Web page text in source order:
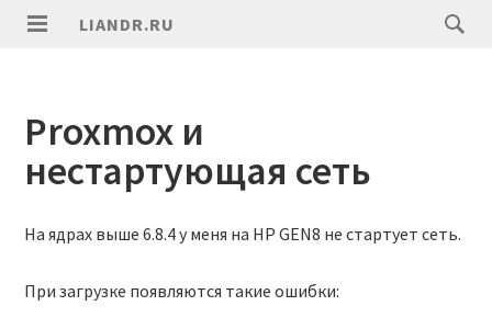
LIANDR.RU
Proxmox и
нестартующая сеть
На ядрах выше 6.8.4 у меня на HP GEN8 не стартует сеть.
При загрузке появляются такие ошибки: